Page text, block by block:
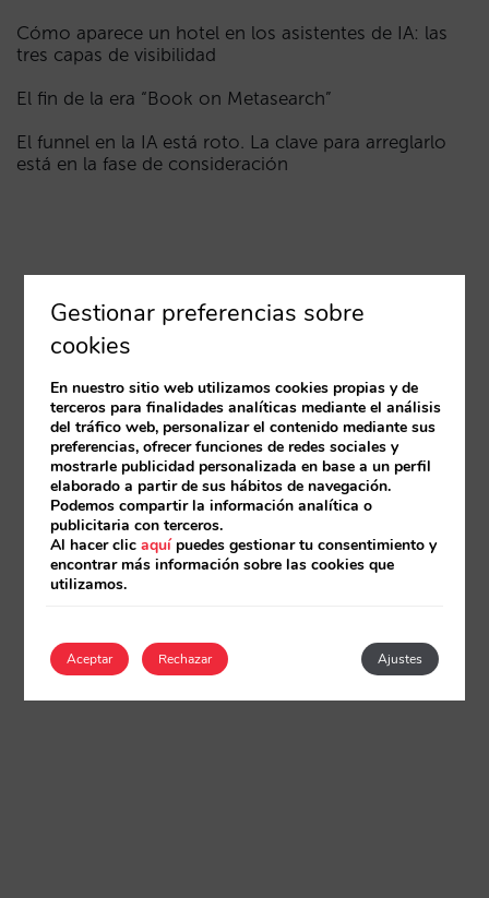
Cómo aparece un hotel en los asistentes de IA: las
tres capas de visibilidad
El fin de la era “Book on Metasearch”
El funnel en la IA está roto. La clave para arreglarlo
está en la fase de consideración
Gestionar preferencias sobre
cookies
En nuestro sitio web utilizamos cookies propias y de
terceros para finalidades analíticas mediante el análisis
del tráfico web, personalizar el contenido mediante sus
preferencias, ofrecer funciones de redes sociales y
mostrarle publicidad personalizada en base a un perfil
elaborado a partir de sus hábitos de navegación.
Podemos compartir la información analítica o
publicitaria con terceros.
Al hacer clicaquípuedes gestionar tu consentimiento y
encontrar más información sobre las cookies que
utilizamos.
Aceptar Ajustes
Rechazar